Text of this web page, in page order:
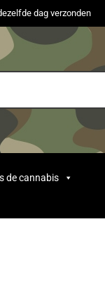
dag verzonden
de cannabis